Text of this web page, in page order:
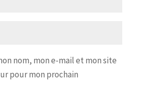
nom, mon e-mail et mon site
pour mon prochain